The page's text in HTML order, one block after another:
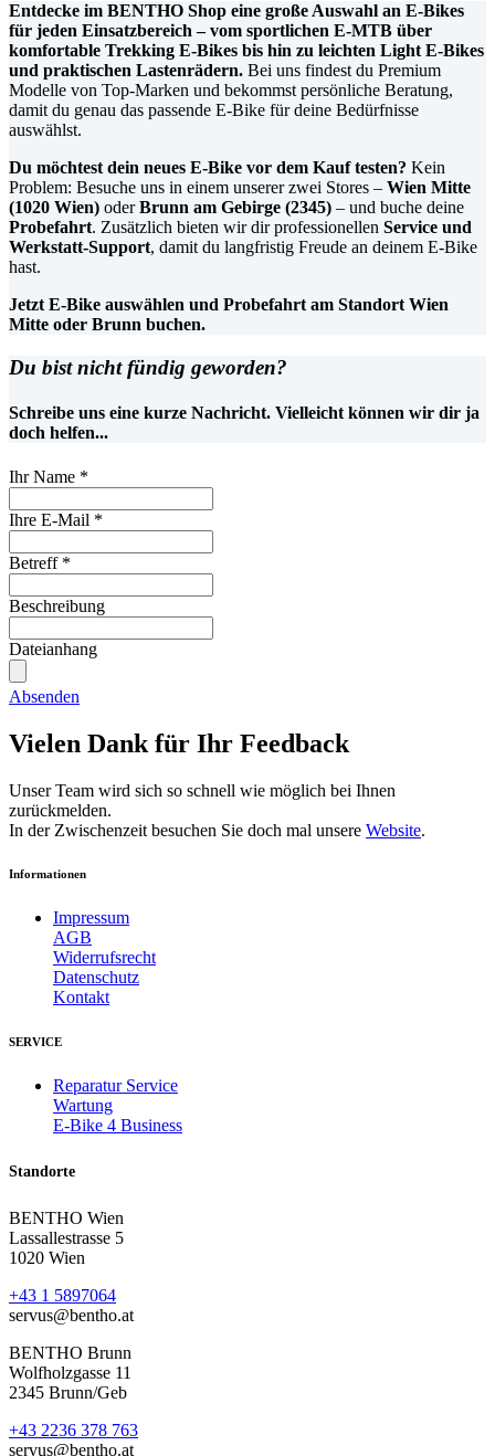
Entdecke im BENTHO Shop eine große Auswahl an E-Bikes
für jeden Einsatzbereich – vom sportlichen E-MTB über
komfortable Trekking E-Bikes bis hin zu leichten Light E-Bikes
und praktischen Lastenrädern. Bei uns findest du Premium
Modelle von Top-Marken und bekommst persönliche Beratung,
damit du genau das passende E-Bike für deine Bedürfnisse
auswählst.
Du möchtest dein neues E-Bike vor dem Kauf testen? Kein
Problem: Besuche uns in einem unserer zwei Stores – Wien Mitte
(1020 Wien) oderBrunn am Gebirge (2345) – und buche deine
Probefahrt. Zusätzlich bieten wir dir professionellen Service und
Werkstatt-Support, damit du langfristig Freude an deinem E-Bike
hast.
Jetzt E-Bike auswählen und Probefahrt am Standort Wien
Mitte oder Brunn buchen.
Du bist nicht fündig geworden?
Schreibe uns eine kurze Nachricht. Vielleicht können wir dir ja
doch helfen...
Ihr Name *
Ihre E-Mail *
Betreff*
Beschreibung
Dateianhang
Absenden
Vielen Dank für Ihr Feedback
Unser Team wird sich so schnell wie möglich bei Ihnen
zurückmelden.
In der Zwischenzeit besuchen Sie doch mal unsere Website.
Informationen
Impressum
AGB
Widerrufsrecht
Datenschutz
Kontakt
SERVICE
Reparatur Service
Wartung
E-Bike 4 Business
Standorte
BENTHO Wien
Lassallestrasse 5
1020 Wien
+43 1 5897064
servus@bentho.at
BENTHO Brunn
Wolfholzgasse 11
2345 Brunn/Geb
+43 2236 378 763
servus@bentho.at